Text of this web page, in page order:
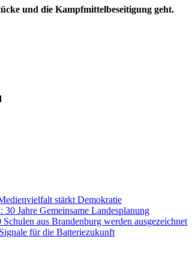
und die Kampfmittelbeseitigung geht.
stärkt Demokratie
Jahre Gemeinsame Landesplanung
aus Brandenburg werden ausgezeichnet
für die Batteriezukunft